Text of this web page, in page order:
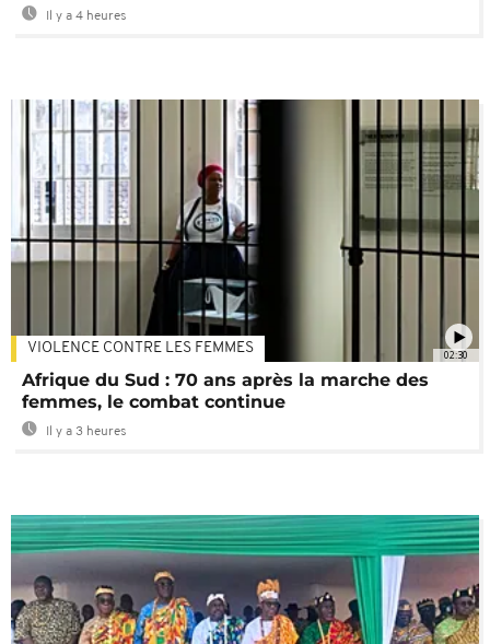
Il y a 4 heures
02:30
VIOLENCE CONTRE LES FEMMES
Afrique du Sud : 70 ans après la marche des
femmes, le combat continue
Il y a 3 heures